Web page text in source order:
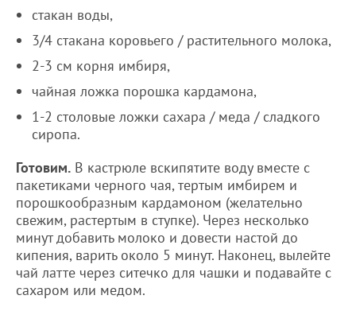
стакан воды,
3/4 стакана коровьего / растительного молока,
2-3 см корня имбиря,
чайная ложка порошка кардамона,
1-2 столовые ложки сахара / меда / сладкого
сиропа.
Готовим. В кастрюле вскипятите воду вместе с
пакетиками черного чая, тертым имбирем и
порошкообразным кардамоном (желательно
свежим, растертым в ступке). Через несколько
минут добавить молоко и довести настой до
кипения, варить около 5 минут. Наконец, вылейте
чай латте через ситечко для чашки и подавайте с
сахаром или медом.